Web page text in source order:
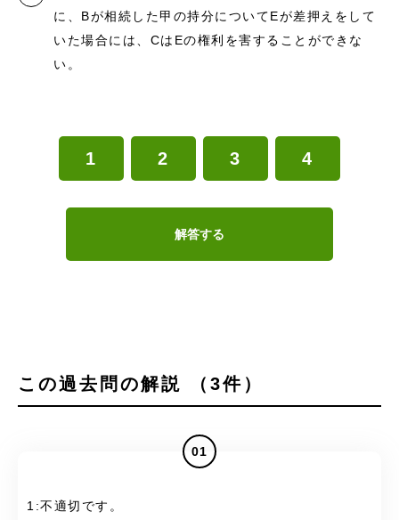
に、Bが相続した甲の持分についてEが差押えをして
いた場合には、CはEの権利を害することができな
い。
1 2 3 4
解答する
この過去問の解説 （3件）
01
1:不適切です。